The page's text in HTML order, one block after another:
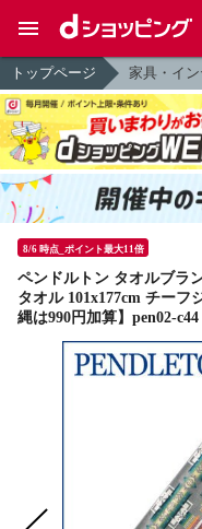
トップページ 家具・イ
8/6 時点_ポイント最大11倍
ペンドルトン タオルブラ
タオル 101x177cm チーフ
縄は990円加算】pen02-c44